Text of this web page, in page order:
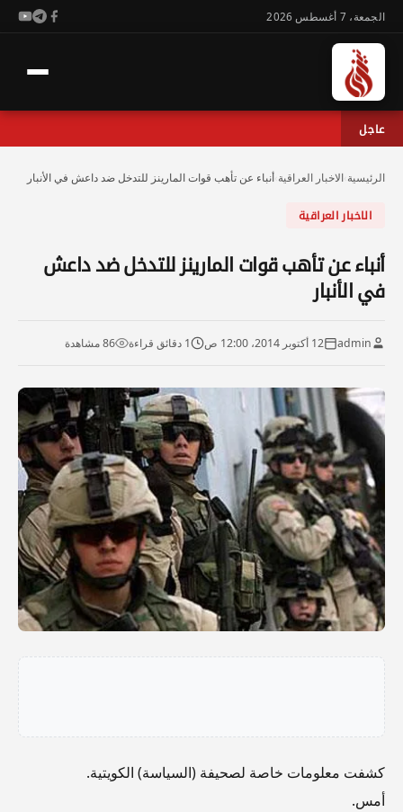
الجمعة، 7 أغسطس 2026
عاجل
الرئيسية الاخبار العراقية أنباء عن تأهب قوات المارينز للتدخل ضد داعش في الأنبار
الاخبار العراقية
أنباء عن تأهب قوات المارينز للتدخل ضد داعش
في الأنبار
admin 12 أكتوبر 2014، 12:00 ص 1 دقائق قراءة 86 مشاهدة
كشفت معلومات خاصة لصحيفة (السياسة) الكويتية.
أمس.